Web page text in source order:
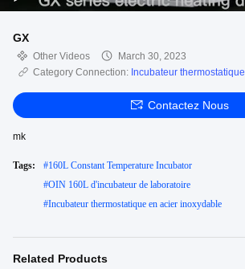
GX
Other Videos
March 30, 2023
Category Connection: Incubateur thermostatique
Contactez Nous
mk
Tags: #160L Constant Temperature Incubator
#OIN 160L d'incubateur de laboratoire
#Incubateur thermostatique en acier inoxydable
Related Products